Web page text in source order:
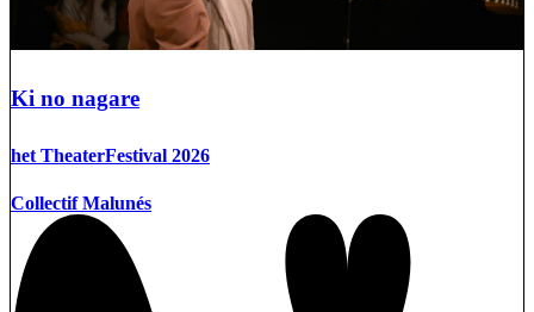
Ki no nagare
het TheaterFestival 2026
Collectif Malunés